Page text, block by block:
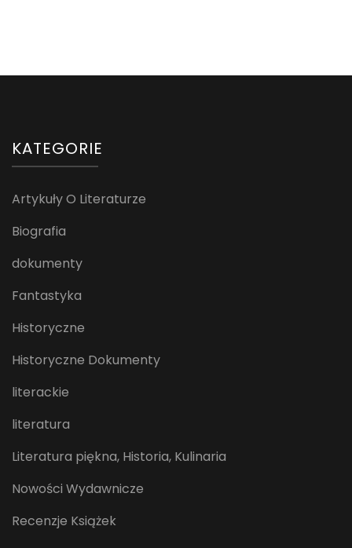
KATEGORIE
Artykuły O Literaturze
Biografia
dokumenty
Fantastyka
Historyczne
Historyczne Dokumenty
literackie
literatura
Literatura piękna, Historia, Kulinaria
Nowości Wydawnicze
Recenzje Książek